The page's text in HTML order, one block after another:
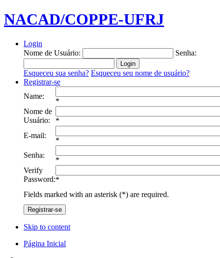
NACAD/COPPE-UFRJ
Login
Nome de Usuário:
Senha:
Esqueceu sua senha? Esqueceu seu nome de usuário?
Registrar-se
Name:
*
Nome de
Usuário:
*
E-mail:
*
Senha:
*
Verify
Password:*
Fields marked with an asterisk (*) are required.
Registrar-se
Skip to content
Página Inicial